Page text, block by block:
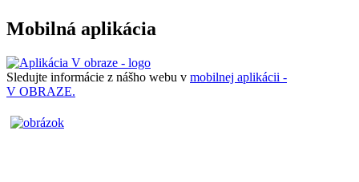
Mobilná aplikácia
Sledujte informácie z nášho webu v mobilnej aplikácii -
V OBRAZE.